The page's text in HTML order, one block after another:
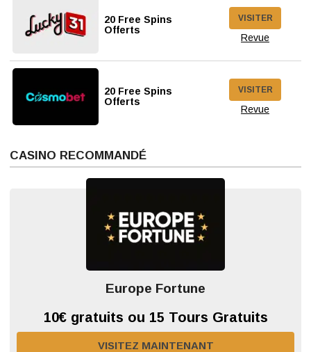
20 Free Spins
Offerts
VISITER
Revue
20 Free Spins
Offerts
VISITER
Revue
CASINO RECOMMANDÉ
Europe Fortune
10€ gratuits ou 15 Tours Gratuits
VISITEZ MAINTENANT